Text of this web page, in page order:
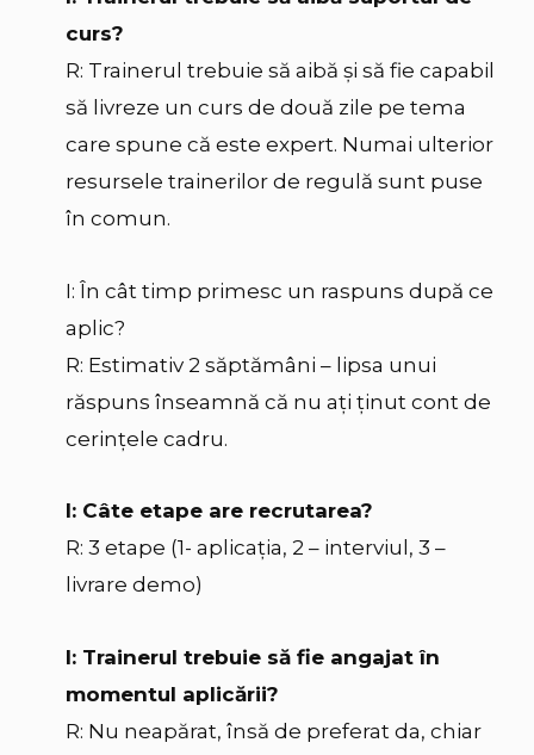
curs?
R: Trainerul trebuie să aibă şi să fie capabil
să livreze un curs de două zile pe tema
care spune că este expert. Numai ulterior
resursele trainerilor de regulă sunt puse
în comun.
I: În cât timp primesc un raspuns după ce
aplic?
R: Estimativ 2 săptămâni – lipsa unui
răspuns înseamnă că nu aţi ţinut cont de
cerinţele cadru.
I: Câte etape are recrutarea?
R: 3 etape (1- aplicaţia, 2 – interviul, 3 –
livrare demo)
I: Trainerul trebuie să fie angajat în
momentul aplicării?
R: Nu neapărat, însă de preferat da, chiar